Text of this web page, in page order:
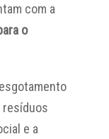
com a
o
resíduos
e a